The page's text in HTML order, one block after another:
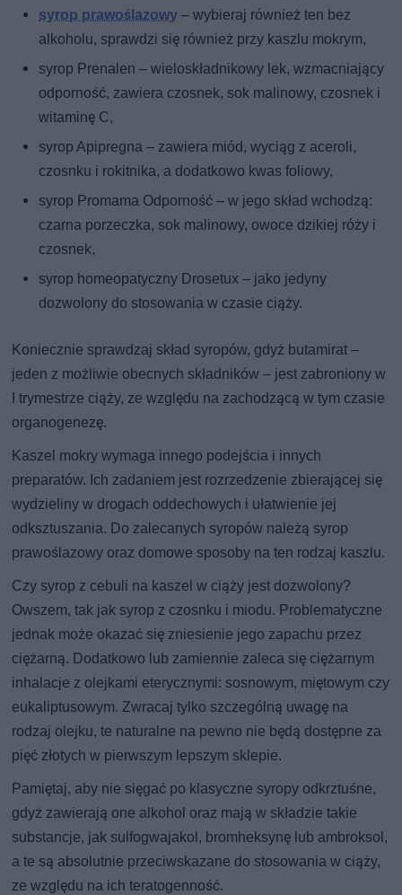
syrop prawoślazowy – wybieraj również ten bez
alkoholu, sprawdzi się również przy kaszlu mokrym,
syrop Prenalen – wieloskładnikowy lek, wzmacniający
odporność, zawiera czosnek, sok malinowy, czosnek i
witaminę C,
syrop Apipregna – zawiera miód, wyciąg z aceroli,
czosnku i rokitnika, a dodatkowo kwas foliowy,
syrop Promama Odporność – w jego skład wchodzą:
czarna porzeczka, sok malinowy, owoce dzikiej róży i
czosnek,
syrop homeopatyczny Drosetux – jako jedyny
dozwolony do stosowania w czasie ciąży.
Koniecznie sprawdzaj skład syropów, gdyż butamirat –
jeden z możliwie obecnych składników – jest zabroniony w
I trymestrze ciąży, ze względu na zachodzącą w tym czasie
organogenezę.
Kaszel mokry wymaga innego podejścia i innych
preparatów. Ich zadaniem jest rozrzedzenie zbierającej się
wydzieliny w drogach oddechowych i ułatwienie jej
odksztuszania. Do zalecanych syropów należą syrop
prawoślazowy oraz domowe sposoby na ten rodzaj kaszlu.
Czy syrop z cebuli na kaszel w ciąży jest dozwolony?
Owszem, tak jak syrop z czosnku i miodu. Problematyczne
jednak może okazać się zniesienie jego zapachu przez
ciężarną. Dodatkowo lub zamiennie zaleca się ciężarnym
inhalacje z olejkami eterycznymi: sosnowym, miętowym czy
eukaliptusowym. Zwracaj tylko szczególną uwagę na
rodzaj olejku, te naturalne na pewno nie będą dostępne za
pięć złotych w pierwszym lepszym sklepie.
Pamiętaj, aby nie sięgać po klasyczne syropy odkrztuśne,
gdyż zawierają one alkohol oraz mają w składzie takie
substancje, jak sulfogwajakol, bromheksynę lub ambroksol,
a te są absolutnie przeciwskazane do stosowania w ciąży,
ze względu na ich teratogenność.